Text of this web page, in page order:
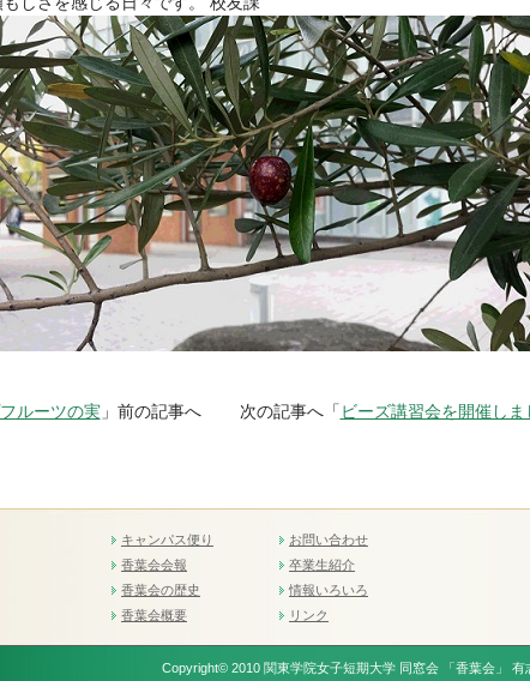
ルーツの実」前の記事へ 次の記事へ「 ビーズ講習会を開催し
キャンパス便り
香葉会会報
香葉会の歴史
香葉会概要
お問い合わせ
卒業生紹介
情報いろいろ
リンク
Copyright© 2010 関東学院女子短期大学 同窓会 「香葉会」 有